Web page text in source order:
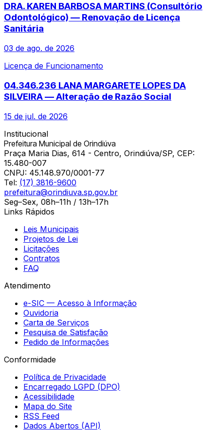
DRA. KAREN BARBOSA MARTINS (Consultório
Odontológico) — Renovação de Licença
Sanitária
03 de ago. de 2026
Licença de Funcionamento
04.346.236 LANA MARGARETE LOPES DA
SILVEIRA — Alteração de Razão Social
15 de jul. de 2026
Institucional
Prefeitura Municipal de Orindiúva
Praça Maria Dias, 614 - Centro, Orindiúva/SP, CEP:
15.480-007
CNPJ: 45.148.970/0001-77
Tel: (17) 3816-9600
prefeitura@orindiuva.sp.gov.br
Seg–Sex, 08h–11h / 13h–17h
Links Rápidos
Leis Municipais
Projetos de Lei
Licitações
Contratos
FAQ
Atendimento
e-SIC — Acesso à Informação
Ouvidoria
Carta de Serviços
Pesquisa de Satisfação
Pedido de Informações
Conformidade
Política de Privacidade
Encarregado LGPD (DPO)
Acessibilidade
Mapa do Site
RSS Feed
Dados Abertos (API)